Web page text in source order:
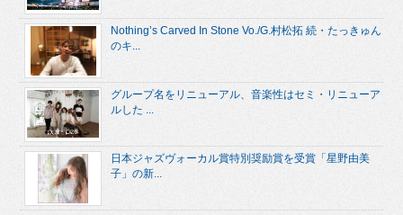
Nothing’s Carved In Stone Vo./G.村松拓 続・たっきゅん
のキ...
グループ名をリニューアル、音楽性はセミ・リニューア
ルした ...
日本ジャズヴォーカル賞特別奨励賞を受賞「星野由美
子」の新...